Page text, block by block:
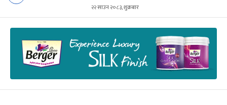
२२ साउन २०८३, शुक्रबार